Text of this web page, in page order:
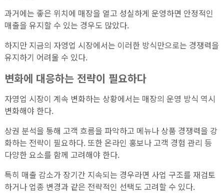
과거에는 좋은 위치에 매장을 열고 성실하게 운영하면 안정적인
매출을 유지할 수 있는 경우도 많았다.
하지만 지금의 자영업 시장에서는 이러한 방식만으로는 경쟁력을
유지하기 어려울 수 있다.
변화에 대응하는 전략이 필요하다
자영업 시장이 계속 변화하는 상황에서는 매장의 운영 방식 역시
변화해야 한다.
상권 분석을 통해 고객 흐름을 파악하고 메뉴나 상품 경쟁력을 강
화하는 전략이 필요하다. 또한 온라인 홍보나 고객 경험 관리 등
다양한 요소를 함께 고려해야 한다.
특히 매출 감소가 장기간 지속되는 경우라면 사업 구조를 재검토
하거나 업종 변경과 같은 전략적인 선택도 고려할 수 있다.